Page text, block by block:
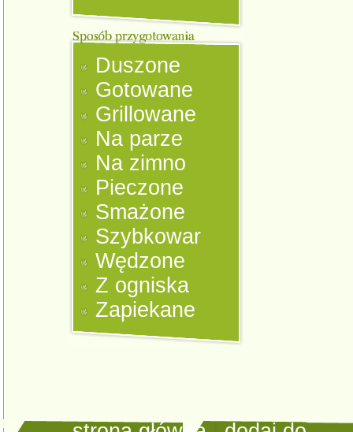
Duszone
Gotowane
Grillowane
Na parze
Na zimno
Pieczone
Smażone
Szybkowar
Wędzone
Z ogniska
Zapiekane